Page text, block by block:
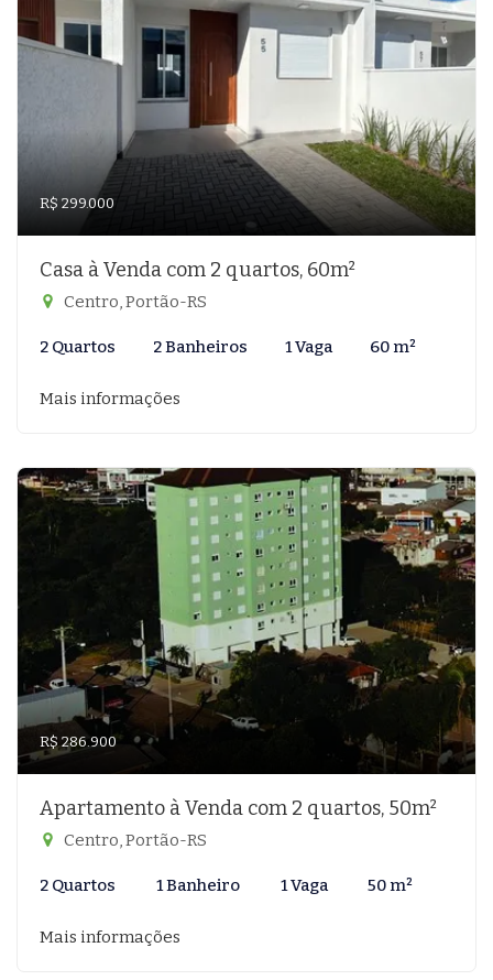
R$ 299.000
Casa à Venda com 2 quartos, 60m²
Centro, Portão-RS
2 Quartos 2 Banheiros 1 Vaga 60 m²
Mais informações
R$ 286.900
Apartamento à Venda com 2 quartos, 50m²
Centro, Portão-RS
2 Quartos 1 Banheiro 1 Vaga 50 m²
Mais informações